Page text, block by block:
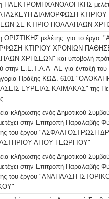
ΗΛΕΚΤΡΟΜΗΧΑΝΟΛΟΓΙΚΗΣ
ΔΙΑΜΟΡΦΩΣΗ ΚΤΙΡΙΟΥ
ΣΕ ΚΤΙΡΙΟ ΠΟΛΛΑΠΛΩΝ
ΟΡΙΣΤΙΚΗΣ μελέτης για το
ΚΤΙΡΙΟΥ ΧΡΟΝΙΩΝ
ΧΡΗΣΕΩΝ" και υποβολή
στην Ε.Ε.Τ.Α.Α ΑΕ για ένταξή του
Πράξης ΚΩΔ. 6101
ΕΥΡΕΙΑΣ ΚΛΙΜΑΚΑΣ" της
κλήρωσης ενός Δημοτικού
στην Επιτροπή Παραλαβής
του έργου "ΑΣΦΑΛΤΟΣΤΡΩΣΗ
ΑΓΙΟΥ ΓΕΩΡΓΙΟΥ"
κλήρωσης ενός Δημοτικού
στην Επιτροπή Παραλαβής
του έργου "ΑΝΑΠΛΑΣΗ